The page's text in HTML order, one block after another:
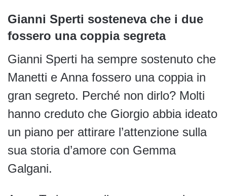
Gianni Sperti sosteneva che i due
fossero una coppia segreta
Gianni Sperti ha sempre sostenuto che
Manetti e Anna fossero una coppia in
gran segreto. Perché non dirlo? Molti
hanno creduto che Giorgio abbia ideato
un piano per attirare l’attenzione sulla
sua storia d’amore con Gemma
Galgani.